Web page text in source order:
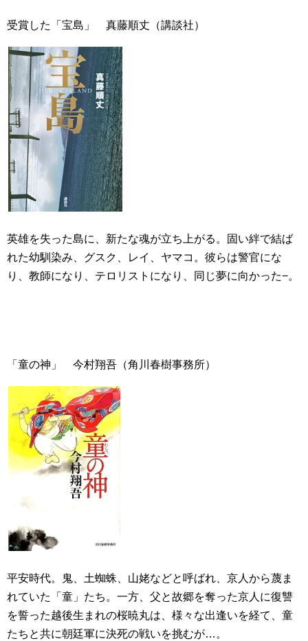
受賞した「宝島」 真藤順丈（講談社）
英雄を失った島に、新たな魂が立ち上がる。固い絆で結ば
れた幼馴染み、グスク、レイ、ヤマコ。彼らは警官にな
り、教師になり、テロリストになり、同じ夢に向かった−。
「童の神」 今村翔吾（角川春樹事務所）
平安時代。鬼、土蜘蛛、山姥などと呼ばれ、京人から蔑ま
れていた「童」たち。一方、父と故郷を奪った京人に復讐
を誓った越後生まれの桜暁丸は、様々な出逢いを経て、童
たちと共に朝廷軍に決死の戦いを挑むが…。